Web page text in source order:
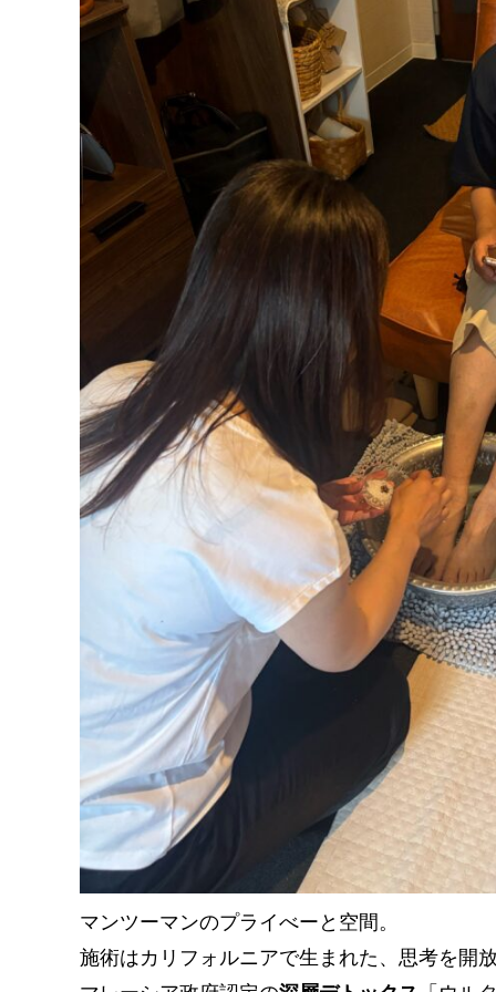
マンツーマンのプライべーと空間。
施術はカリフォルニアで生まれた、思考を開